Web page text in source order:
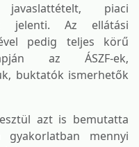
piaci
jelenti. Az ellátási
pedig teljes körű
az ÁSZF-ek,
buktatók ismerhetők
azt is bemutatta
mennyi